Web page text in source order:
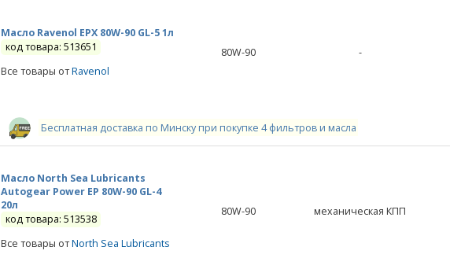
Масло Ravenol EPX 80W-90 GL-5 1л
код товара: 513651
Все товары отRavenol
80W-90 -
Бесплатная доставка по Минску при покупке 4 фильтров и масла
Масло North Sea Lubricants
Autogear Power EP 80W-90 GL-4
20л
код товара: 513538
Все товары отNorth Sea Lubricants
80W-90 механическая КПП